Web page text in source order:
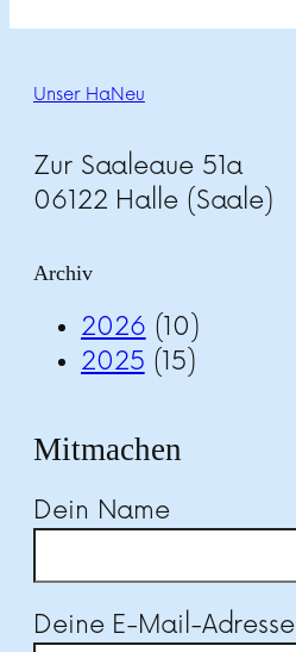
Unser HaNeu
Zur Saaleaue 51a
06122 Halle (Saale)
Archiv
2026 (10)
2025 (15)
Mitmachen
Dein Name
Deine E-Mail-Adresse